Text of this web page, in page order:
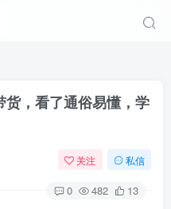
，看了通俗易懂，学
关注 私信
0 482 13